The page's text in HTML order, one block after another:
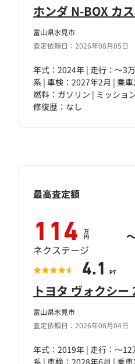
富山県氷見市
査定依頼日：2026年08月05日
ホンダ N-BOX カ
年式：2024年 | 走行：～3
系 | 車検：2027年2月 | 乗
燃料：ガソリン | ミッショ
修復歴：なし
富山県氷見市
査定依頼日：2026年08月04日
トヨタ ヴォクシ
年式：2019年 | 走行：～
最高査定額
114 万
円
ネクステージ
4.1 PT